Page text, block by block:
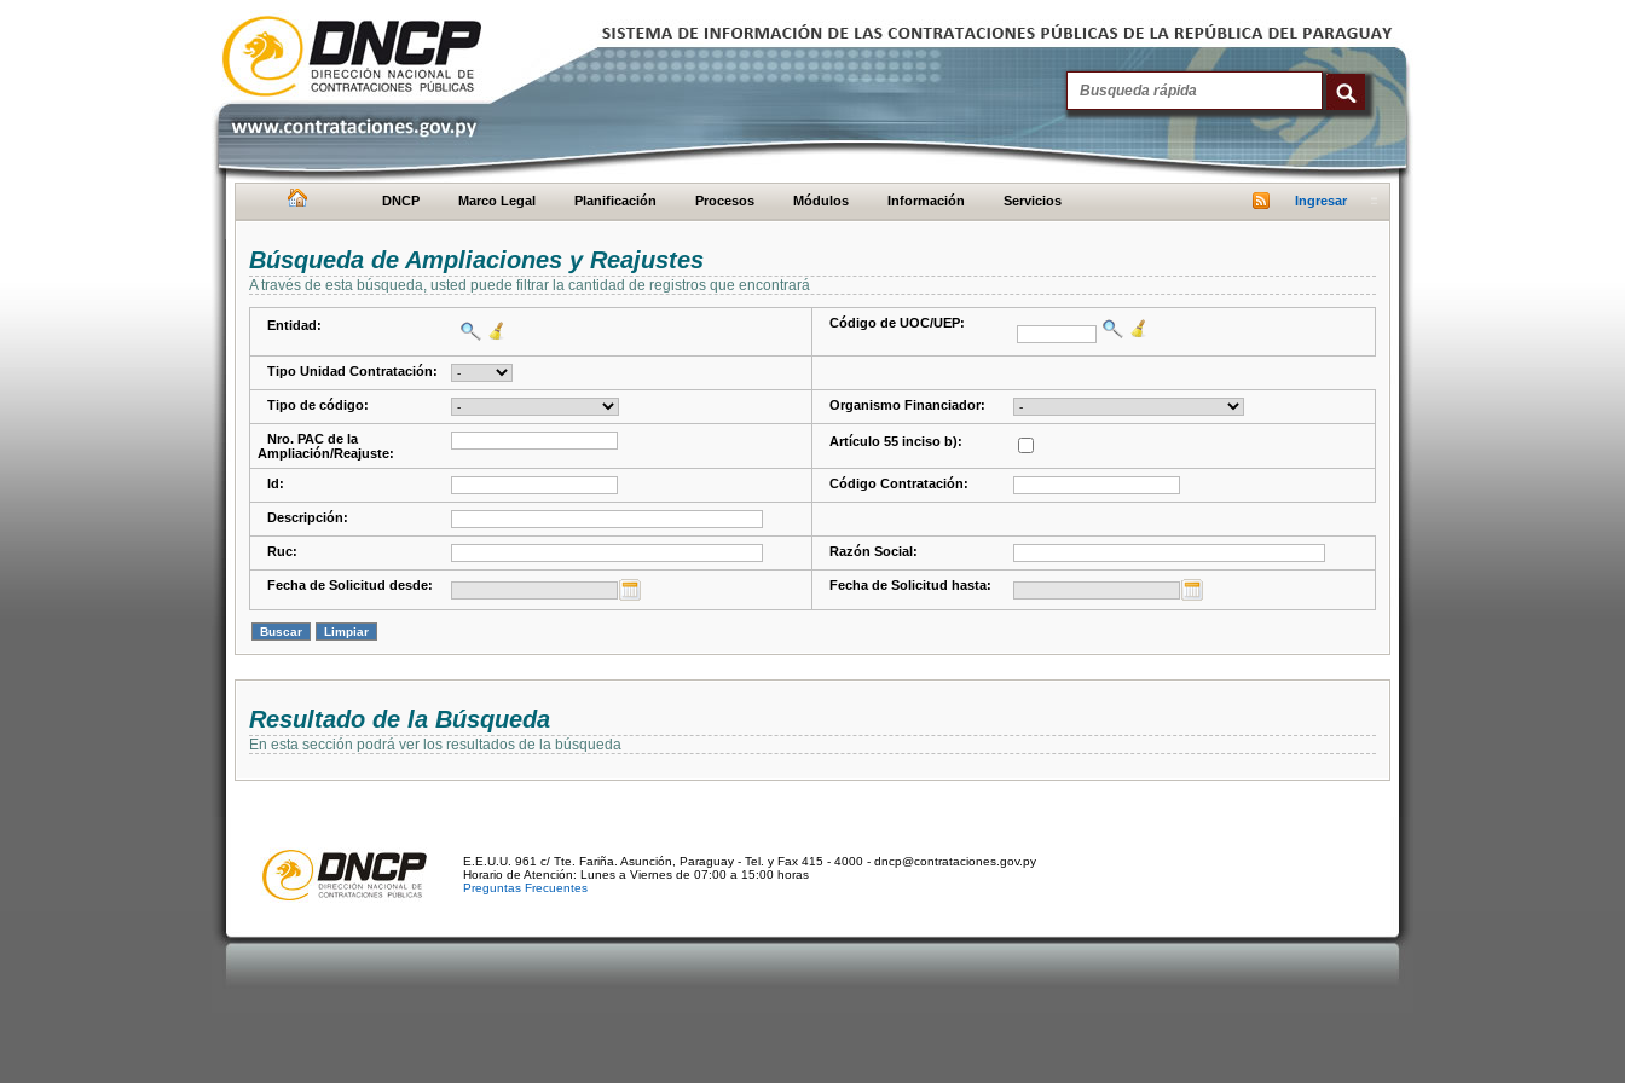
DNCP Marco Legal Planificación Procesos Módulos Información Servicios Ingresar
Búsqueda de Ampliaciones y Reajustes
A través de esta búsqueda, usted puede filtrar la cantidad de registros que encontrará
Entidad: Código de UOC/UEP:
Tipo Unidad Contratación:
Tipo de código: Organismo Financiador:
Nro. PAC de la
Ampliación/Reajuste:
Artículo 55 inciso b):
Id: Código Contratación:
Descripción:
Ruc: Razón Social:
Fecha de Solicitud desde: Fecha de Solicitud hasta:
Resultado de la Búsqueda
En esta sección podrá ver los resultados de la búsqueda
E.E.U.U. 961 c/ Tte. Fariña. Asunción, Paraguay - Tel. y Fax 415 - 4000 - dncp@contrataciones.gov.py
Horario de Atención: Lunes a Viernes de 07:00 a 15:00 horas
Preguntas Frecuentes